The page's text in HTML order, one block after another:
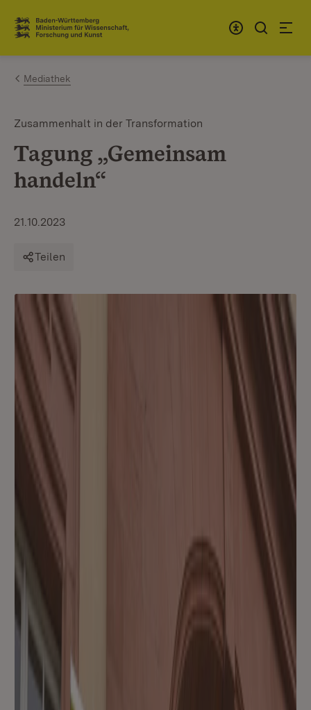
Zum Inhalt springen
Link zur Startseite
Mediathek
Zusammenhalt in der Transformation
Tagung „Gemeinsam
handeln“
21.10.2023
Teilen